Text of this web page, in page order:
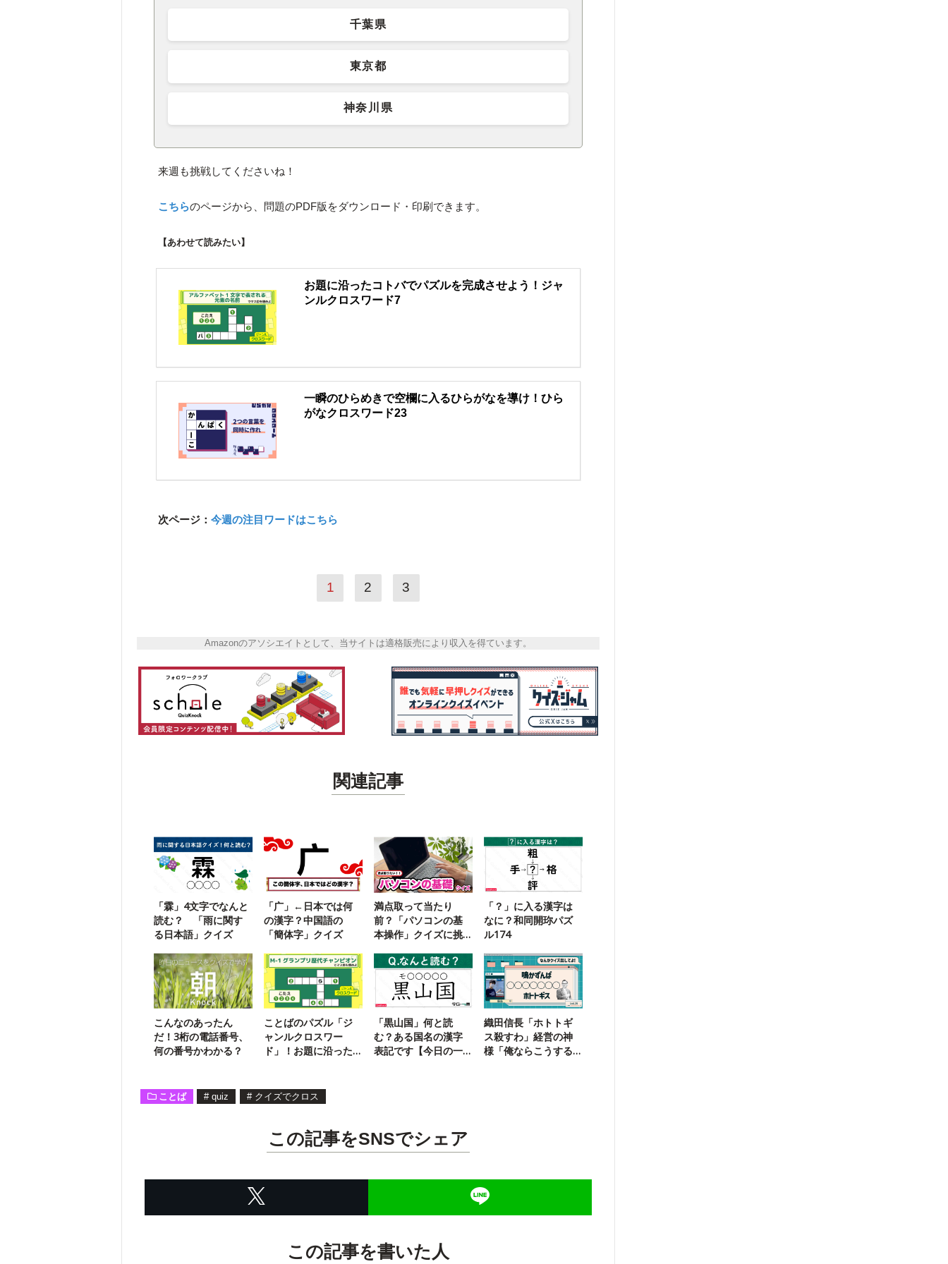
千葉県
東京都
神奈川県
来週も挑戦してくださいね！
こちらのページから、問題のPDF版をダウンロード・印刷できます。
【あわせて読みたい】
お題に沿ったコトバでパズルを完成させよう！ジャ
ンルクロスワード7
一瞬のひらめきで空欄に入るひらがなを導け！ひら
がなクロスワード23
次ページ：今週の注目ワードはこちら
1 2 3
Amazonのアソシエイトとして、当サイトは適格販売により収入を得ています。
関連記事
「霖」4文字でなんと
読む？ 「雨に関す
る日本語」クイズ
「广」←日本では何
の漢字？中国語の
「簡体字」クイズ
満点取って当たり
前？「パソコンの基
本操作」クイズに挑
「？」に入る漢字は
なに？和同開珎パズ
ル174
こんなのあったん
だ！3桁の電話番号、
何の番号かわかる？
ことばのパズル「ジ
ャンルクロスワー
ド」！お題に沿った
「黒山国」何と読
む？ある国名の漢字
表記です【今日の一
織田信長「ホトトギ
ス殺すわ」経営の神
様「俺ならこうする
ことば # quiz # クイズでクロス
この記事をSNSでシェア
この記事を書いた人